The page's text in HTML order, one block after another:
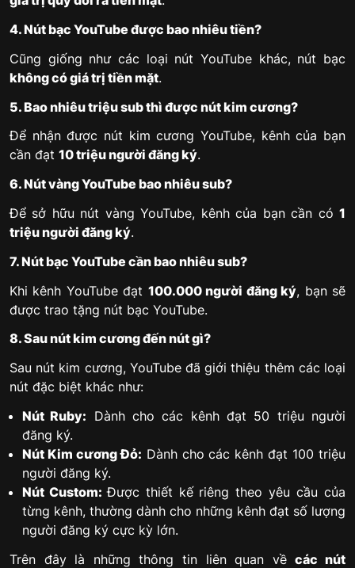
4. Nút bạc YouTube được bao nhiêu tiền?
Cũng giống như các loại nút YouTube khác, nút bạc
không có giá trị tiền mặt.
5. Bao nhiêu triệu sub thì được nút kim cương?
Để nhận được nút kim cương YouTube, kênh của bạn
cần đạt 10 triệu người đăng ký.
6. Nút vàng YouTube bao nhiêu sub?
Để sở hữu nút vàng YouTube, kênh của bạn cần có 1
triệu người đăng ký.
7. Nút bạc YouTube cần bao nhiêu sub?
Khi kênh YouTube đạt 100.000 người đăng ký, bạn sẽ
được trao tặng nút bạc YouTube.
8. Sau nút kim cương đến nút gì?
Sau nút kim cương, YouTube đã giới thiệu thêm các loại
nút đặc biệt khác như:
Nút Ruby: Dành cho các kênh đạt 50 triệu người
đăng ký.
Nút Kim cương Đỏ: Dành cho các kênh đạt 100 triệu
người đăng ký.
Nút Custom:Được thiết kế riêng theo yêu cầu của
từng kênh, thường dành cho những kênh đạt số lượng
người đăng ký cực kỳ lớn.
Trên đây là những thông tin liên quan vềcác nút